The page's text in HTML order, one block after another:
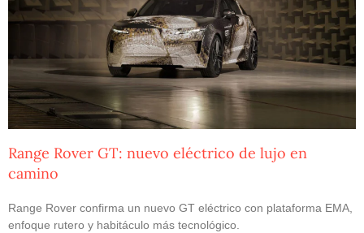
Range Rover GT: nuevo eléctrico de lujo en
camino
Range Rover confirma un nuevo GT eléctrico con plataforma EMA,
enfoque rutero y habitáculo más tecnológico.